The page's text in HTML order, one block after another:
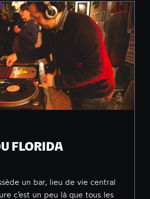
FLORIDA
un bar, lieu de vie central
c’est un peu là que tous les